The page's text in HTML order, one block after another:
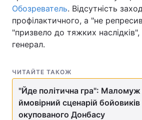
Обозреватель. Відсутність
профілактичного, а "не
"призвело до тяжких
генерал.
ЧИТАЙТЕ ТАКОЖ
"Йде політична гра": Маломуж
ймовірний сценарій
окупованого Донбасу